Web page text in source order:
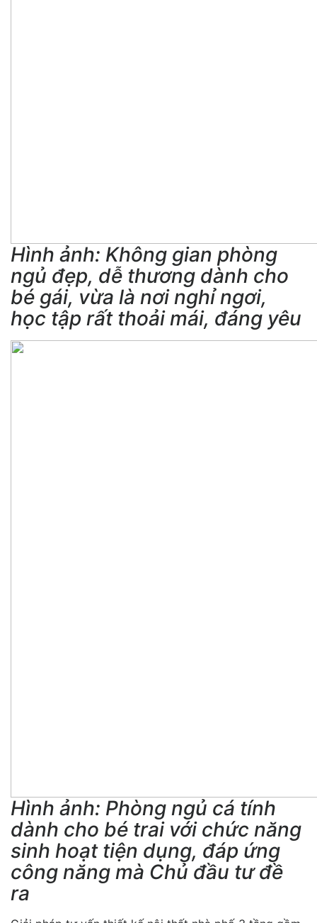
Hình ảnh: Không gian phòng
ngủ đẹp, dễ thương dành cho
bé gái, vừa là nơi nghỉ ngơi,
học tập rất thoải mái, đáng yêu
Hình ảnh: Phòng ngủ cá tính
dành cho bé trai với chức năng
sinh hoạt tiện dụng, đáp ứng
công năng mà Chủ đầu tư đề
ra